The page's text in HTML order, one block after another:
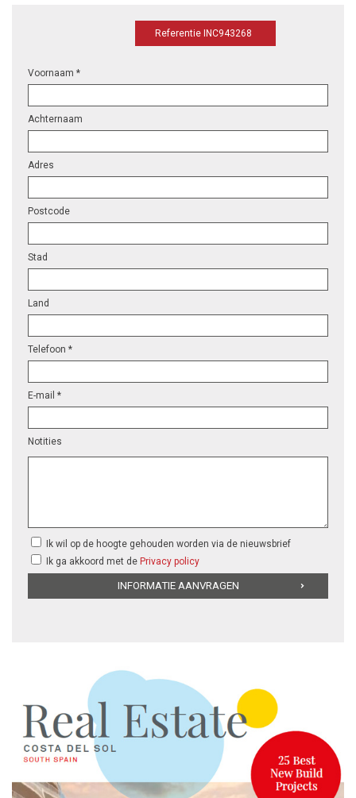
Referentie INC943268
Voornaam *
Achternaam
Adres
Postcode
Stad
Land
Telefoon *
E-mail *
Notities
Ik wil op de hoogte gehouden worden via de nieuwsbrief
Ik ga akkoord met de Privacy policy